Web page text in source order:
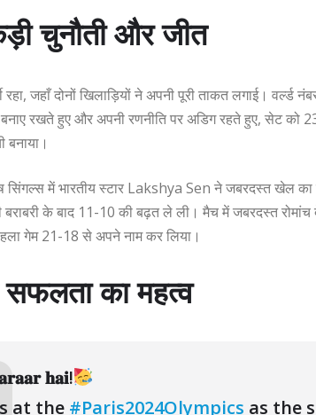
चुनौती और जीत
रहा, जहाँ दोनों खिलाड़ियों ने अपनी पूरी ताकत लगाई।
रखते हुए और अपनी रणनीति पर अडिग रहते हुए, सेट
में भारतीय स्टार Lakshya Sen ने जबरदस्त खेल का
के बाद 11-10 की बढ़त ले ली। मैच में जबरदस्त
गेम 21-18 से अपने नाम कर लिया।
सफलता का महत्व
𝐡𝐚𝐢!
at the #Paris2024Olympics as the